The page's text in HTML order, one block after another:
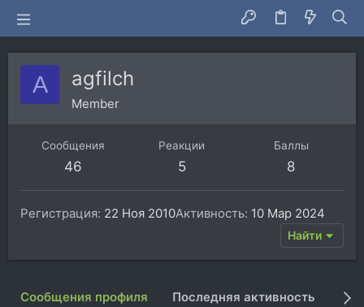
A agfilch
Member
Сообщения
46
Реакции
5
Баллы
8
Регистрация 22 Ноя 2010Активность 10 Мар 2024
Найти
Сообщения профиля Последняя активность